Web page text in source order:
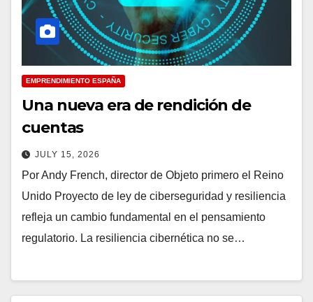
EMPRENDIMIENTO ESPAÑA
Una nueva era de rendición de
cuentas
JULY 15, 2026
Por Andy French, director de Objeto primero el Reino
Unido Proyecto de ley de ciberseguridad y resiliencia
refleja un cambio fundamental en el pensamiento
regulatorio. La resiliencia cibernética no se…